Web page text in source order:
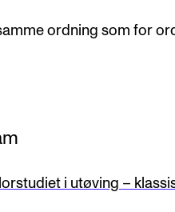
ordning som for
i utøving –